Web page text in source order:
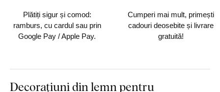
Plătiți sigur și comod:
ramburs, cu cardul sau prin
Google Pay / Apple Pay.
Cumperi mai mult, primești
cadouri deosebite și livrare
gratuită!
Decorațiuni din lemn pentru